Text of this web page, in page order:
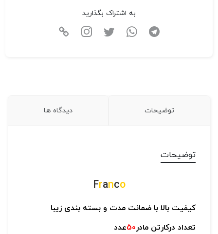
به اشتراک بگذارید
توضیحات دیدگاه ها
توضیحات
Franco
کیفیت بالا با ضمانت مدت و بسته بندی زیبا
تعداد درکارتن مادر50عدد